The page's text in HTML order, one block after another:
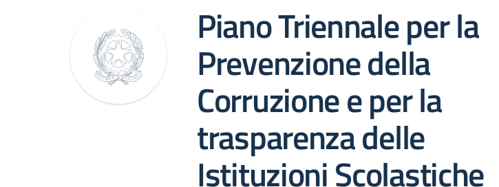
Piano Triennale per la
Prevenzione della
Corruzione e per la
trasparenza delle
Istituzioni Scolastiche